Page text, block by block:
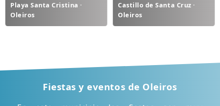
Playa Santa Cristina ·
Oleiros
Castillo de Santa Cruz ·
Oleiros
Fiestas y eventos de Oleiros